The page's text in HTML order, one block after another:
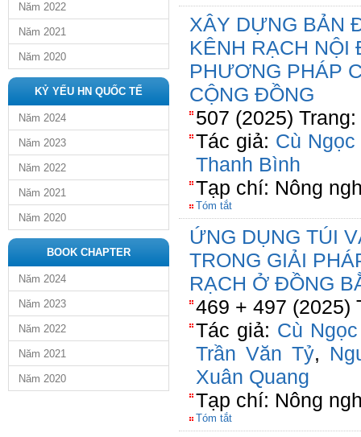
Năm 2022
Năm 2021
Năm 2020
KỶ YẾU HN QUỐC TẾ
Năm 2024
Năm 2023
Năm 2022
Năm 2021
Năm 2020
BOOK CHAPTER
Năm 2024
Năm 2023
Năm 2022
Năm 2021
Năm 2020
XÂY DỰNG BẢN
KÊNH RẠCH NỘI
PHƯƠNG PHÁP
CỘNG ĐỒNG
507 (2025)
Tác giả: Cù Ngọc
Thanh Bình
Tạp chí: Nông
Tóm tắt
ỨNG DỤNG TÚI
TRONG GIẢI
RẠCH Ở ĐỒNG
469 + 497 (2025)
Tác giả: Cù
Trần Văn Tỷ,
Xuân Quang
Tạp chí: Nông
Tóm tắt